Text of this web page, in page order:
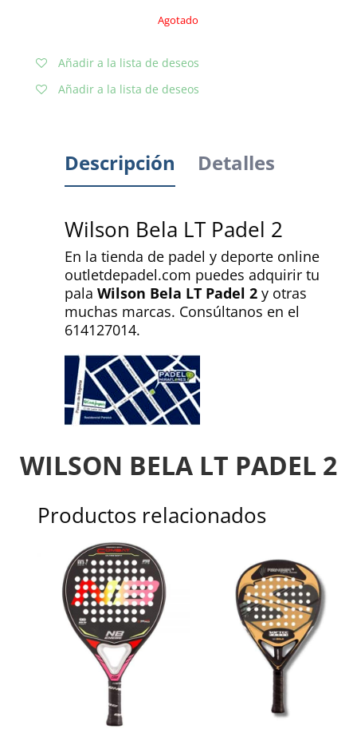
Agotado
Añadir a la lista de deseos
Añadir a la lista de deseos
Descripción Detalles
Wilson Bela LT Padel 2
En la tienda de padel y deporte online
outletdepadel.com puedes adquirir tu
pala Wilson Bela LT Padel 2y otras
muchas marcas. Consúltanos en el
614127014.
WILSON BELA LT PADEL 2
Productos relacionados